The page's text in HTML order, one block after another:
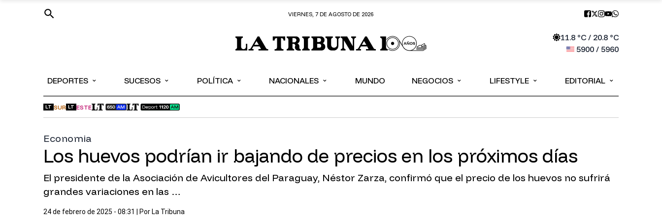
VIERNES, 7 DE AGOSTO DE 2026
11.8°C / 20.8°C
5900/ 5960
DEPORTES ⌄ SUCESOS ⌄ POLÍTICA ⌄ NACIONALES ⌄ MUNDO NEGOCIOS ⌄ LIFESTYLE ⌄ EDITORIAL ⌄
LT SUR LT ESTE
Economia
Los huevos podrían ir bajando de precios en los próximos días
El presidente de la Asociación de Avicultores del Paraguay, Néstor Zarza, confirmó que el precio de los huevos no sufrirá
grandes variaciones en las …
24 de febrero de 2025 - 08:31 | Por La Tribuna